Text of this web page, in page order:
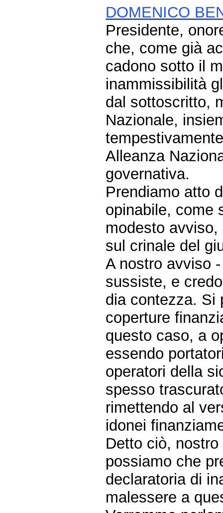
DOMENICO
Presidente,
che, come già
cadono sotto il
inammissibilità
dal sottoscritto,
Nazionale,
Alleanza
governativa.
Prendiamo atto
opinabile, come
modesto
sul crinale del
A nostro avviso
sussiste, e
dia contezza. Si
coperture
questo caso, a
essendo
operatori della
spesso
rimettendo al
idonei
Detto ciò,
possiamo che
declaratoria di
malessere a